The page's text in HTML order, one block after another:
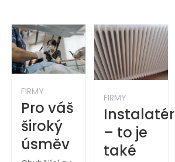
FIRMY
Pro váš
široký
úsměv
FIRMY
Instalatér
– to je
také